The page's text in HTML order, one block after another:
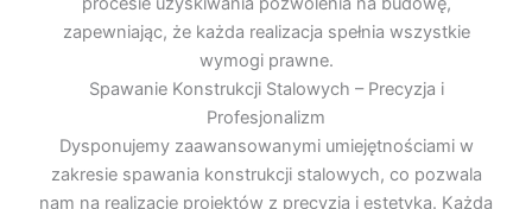
zapewniając, że każda realizacja spełnia wszystkie
wymogi prawne.
Spawanie Konstrukcji Stalowych – Precyzja i
Profesjonalizm
Dysponujemy zaawansowanymi umiejętnościami w
zakresie spawania konstrukcji stalowych, co pozwala
nam na realizację projektów z precyzją i estetyką. Każda